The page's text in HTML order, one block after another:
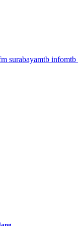
surabayamtb infomtb